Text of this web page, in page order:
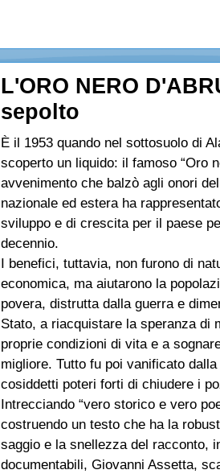
L'ORO NERO
sepolto
È il 1953 quando nel sottosuolo di
scoperto un liquido: il famoso “Oro
avvenimento che balzò agli onori
nazionale ed estera ha
sviluppo e di crescita per il paese
decennio.
I benefici, tuttavia, non furono di
economica, ma aiutarono la
povera, distrutta dalla guerra e
Stato, a riacquistare la speranza di
proprie condizioni di vita e a
migliore. Tutto fu poi vanificato
cosiddetti poteri forti di chiudere i
Intrecciando “vero storico e vero
costruendo un testo che ha la
saggio e la snellezza del racconto,
documentabili, Giovanni Assetta,